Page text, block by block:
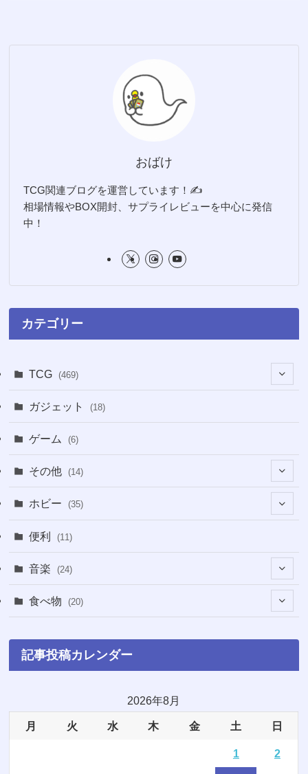
おばけ
TCG関連ブログを運営しています！✍️
相場情報やBOX開封、サプライレビューを中心に発信
中！
カテゴリー
TCG (469)
(16)
(1)
(3)
(12)
(4)
(7)
(22)
(1)
(5)
(8)
(5)
(10)
(3)
ガジェット (18)
ゲーム (6)
その他 (14)
(1)
ホビー (35)
便利 (11)
音楽 (24)
(18)
食べ物 (20)
(6)
記事投稿カレンダー
2026年8月
月 火 水 木 金 土 日
1 2